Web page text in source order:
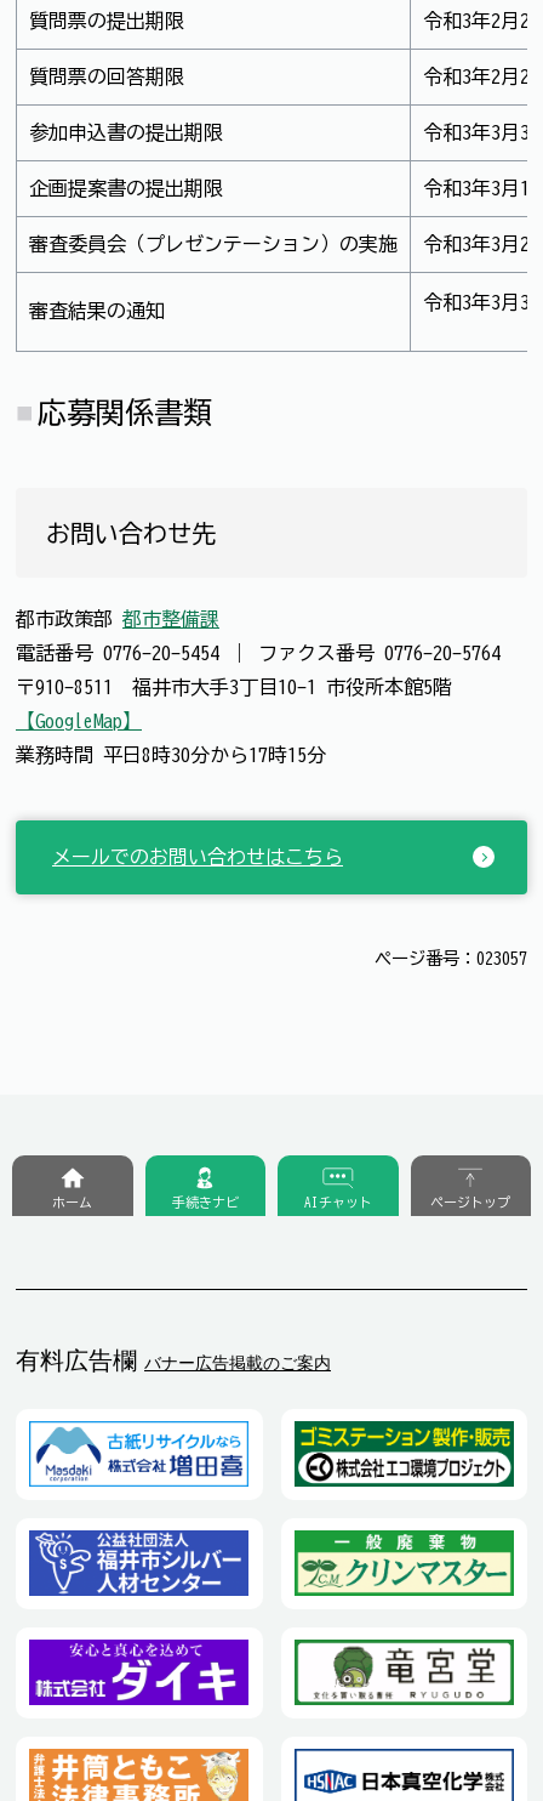
質問票の提出期限 令和3年2月
質問票の回答期限 令和3年2月
参加申込書の提出期限 令和3年3月3
企画提案書の提出期限 令和3年3月
審査委員会（プレゼンテーション）の実施 令和3年3月
審査結果の通知 令和3年3月
応募関係書類
お問い合わせ先
都市政策部 都市整備課
電話番号 0776-20-5454 ファクス番号 0776-20-5764
〒910-8511 福井市大手3丁目10-1 市役所本館5階
【GoogleMap】
業務時間 平日8時30分から17時15分
メールでのお問い合わせはこちら
ページ番号：023057
有料広告欄 バナー広告掲載のご案内
ホーム 手続きナビ AIチャット ページトップ